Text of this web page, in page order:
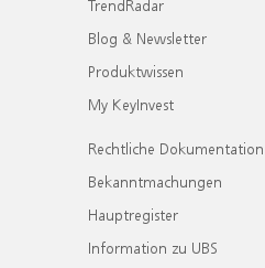
TrendRadar
Blog & Newsletter
Produktwissen
My KeyInvest
Rechtliche Dokumentation
Bekanntmachungen
Hauptregister
Information zu UBS